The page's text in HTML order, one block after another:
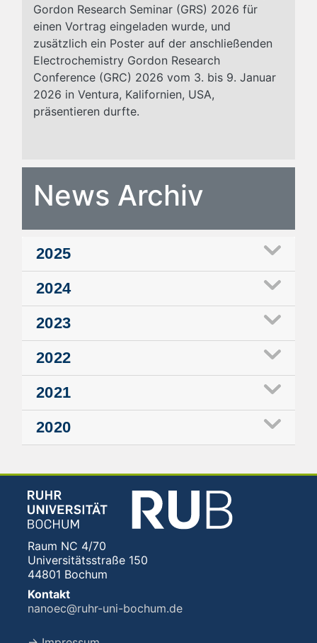
Gordon Research Seminar (GRS) 2026 für
einen Vortrag eingeladen wurde, und
zusätzlich ein Poster auf der anschließenden
Electrochemistry Gordon Research
Conference (GRC) 2026 vom 3. bis 9. Januar
2026 in Ventura, Kalifornien, USA,
präsentieren durfte.
News Archiv
2025
2024
2023
2022
2021
2020
Raum NC 4/70
Universitätsstraße 150
44801 Bochum
Kontakt
nanoec@ruhr-uni-bochum.de